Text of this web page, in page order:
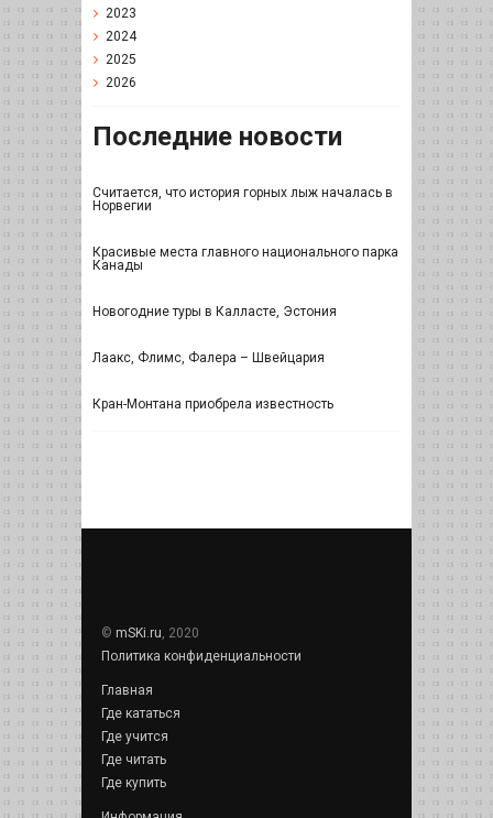
2023
2024
2025
2026
Последние новости
Считается, что история горных лыж началась в
Норвегии
Красивые места главного национального парка
Канады
Новогодние туры в Калласте, Эстония
Лаакс, Флимс, Фалера – Швейцария
Кран-Монтана приобрела известность
© mSKi.ru, 2020
Политика конфиденциальности
Главная
Где кататься
Где учится
Где читать
Где купить